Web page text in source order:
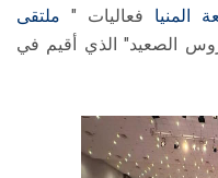
المنيا فعاليات " ملتقى
الصعيد" الذي أقيم في